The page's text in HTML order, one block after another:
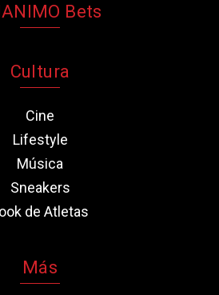
Bets
Cultura
Cine
Lifestyle
Música
Sneakers
de Atletas
Más